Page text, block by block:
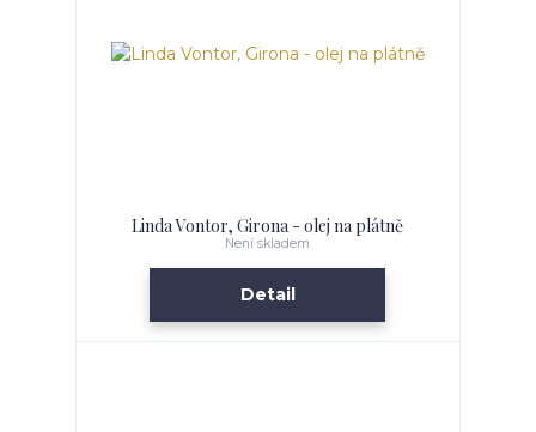
Linda Vontor, Girona - olej na plátně
Není skladem
Detail